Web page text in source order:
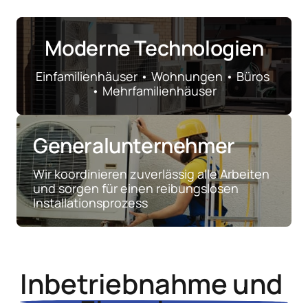
Moderne Technologien
Einfamilienhäuser • Wohnungen • Büros
• Mehrfamilienhäuser
Generalunternehmer
Wir koordinieren zuverlässig alle Arbeiten
und sorgen für einen reibungslosen
Installationsprozess
Inbetriebnahme